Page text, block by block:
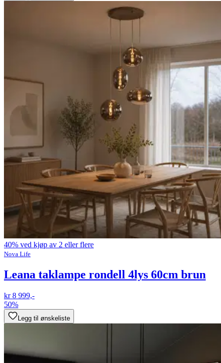
40% ved kjøp av 2 eller flere
Nova Life
Leana taklampe rondell 4lys 60cm brun
kr 8 999,-
50%
Legg til ønskeliste